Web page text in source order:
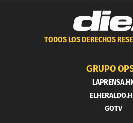
TODOS LOS DERECHOS
GRUPO
GOTV